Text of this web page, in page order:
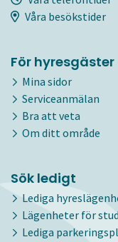
Våra besökstider
För hyresgäster
Mina sidor
Serviceanmälan
Bra att veta
Om ditt område
Sök ledigt
Lediga
Lägenheter för
Lediga